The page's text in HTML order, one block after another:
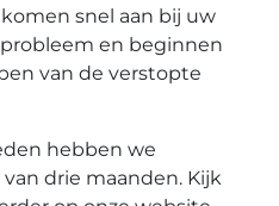
snel aan bij uw
en beginnen
van de verstopte
hebben we
drie maanden. Kijk